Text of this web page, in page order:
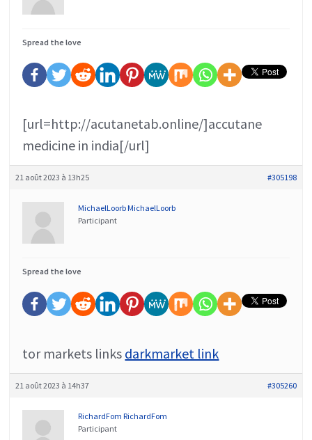
Spread the love
[url=http://acutanetab.online/]accutane
medicine in india[/url]
21 août 2023 à 13h25 #305198
MichaelLoorb MichaelLoorb
Participant
Spread the love
tor markets links darkmarket link
21 août 2023 à 14h37 #305260
RichardFom RichardFom
Participant